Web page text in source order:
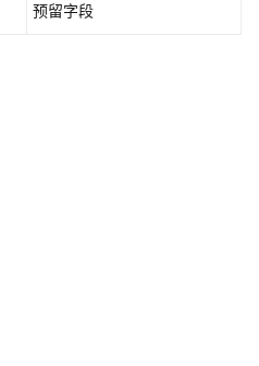
预留字段